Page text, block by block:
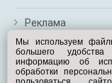
Реклама
Мы используем
большего
информацию об
обработки